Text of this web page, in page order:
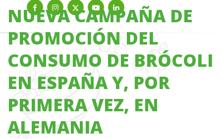
NUEVA CAMPAÑA DE
PROMOCIÓN DEL
CONSUMO DE BRÓCOLI
EN ESPAÑA Y, POR
PRIMERA VEZ, EN
ALEMANIA